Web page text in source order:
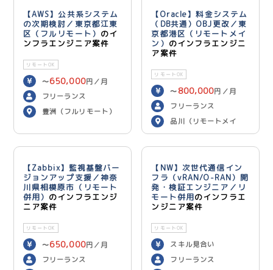
【AWS】公共系システム
の次期検討／東京都江東
区（フルリモート） のイ
ンフラエンジニア案件
リモートOK
〜650,000円／月
フリーランス
豊洲（フルリモート）
【Oracle】料金システム
（DB共通）OBJ更改／東
京都港区（リモートメイ
ン） のインフラエンジニ
ア案件
リモートOK
〜 800,000円／月
フリーランス
品川（リモートメイ
ン）
【Zabbix】監視基盤バー
ジョンアップ支援／神奈
川県相模原市（リモート
併用） のインフラエンジ
ニア案件
リモートOK
〜650,000円／月
フリーランス
【NW】次世代通信イン
フラ（vRAN/O-RAN）開
発・検証エンジニア／リ
モート併用のインフラエ
ンジニア案件
リモートOK
スキル見合い
フリーランス